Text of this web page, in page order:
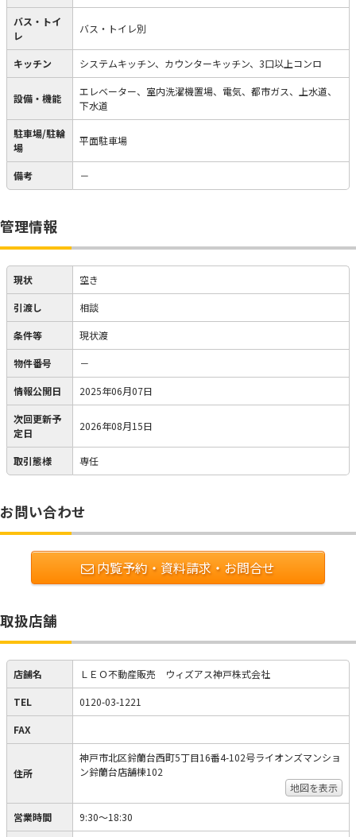
バス・トイ
レ
バス・トイレ別
キッチン システムキッチン、カウンターキッチン、3口以上コンロ
設備・機能
エレベーター、室内洗濯機置場、電気、都市ガス、上水道、
下水道
駐車場/駐輪
場
平面駐車場
備考 －
管理情報
現状 空き
引渡し 相談
条件等 現状渡
物件番号 －
情報公開日 2025年06月07日
次回更新予
定日
2026年08月15日
取引態様 専任
お問い合わせ
内覧予約・資料請求・お問合せ
取扱店舗
店舗名 ＬＥＯ不動産販売 ウィズアス神戸株式会社
TEL 0120-03-1221
FAX
住所
神戸市北区鈴蘭台西町5丁目16番4-102号ライオンズマンショ
ン鈴蘭台店舗棟102
地図を表示
営業時間 9:30～18:30